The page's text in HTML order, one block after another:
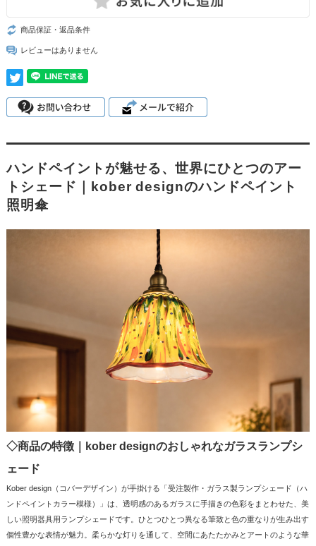
商品保証・返品条件
レビューはありません
ハンドペイントが魅せる、世界にひとつのアー
トシェード｜kober designのハンドペイント
照明傘
◇商品の特徴｜kober designのおしゃれなガラスランプシ
ェード
Kober design（コバーデザイン）が手掛ける「受注製作・ガラス製ランプシェード（ハ
ンドペイントカラー模様）」は、透明感のあるガラスに手描きの色彩をまとわせた、美
しい照明器具用ランプシェードです。ひとつひとつ異なる筆致と色の重なりが生み出す
個性豊かな表情が魅力。柔らかな灯りを通して、空間にあたたかみとアートのような華